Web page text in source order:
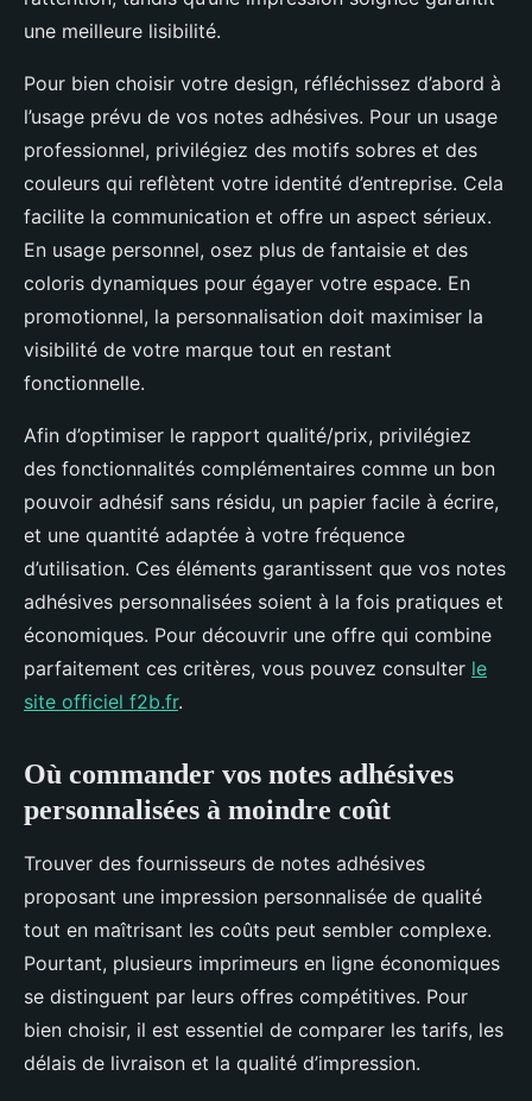
une meilleure lisibilité.
Pour bien choisir votre design, réfléchissez d’abord à
l’usage prévu de vos notes adhésives. Pour un usage
professionnel, privilégiez des motifs sobres et des
couleurs qui reflètent votre identité d’entreprise. Cela
facilite la communication et offre un aspect sérieux.
En usage personnel, osez plus de fantaisie et des
coloris dynamiques pour égayer votre espace. En
promotionnel, la personnalisation doit maximiser la
visibilité de votre marque tout en restant
fonctionnelle.
Afin d’optimiser le rapport qualité/prix, privilégiez
des fonctionnalités complémentaires comme un bon
pouvoir adhésif sans résidu, un papier facile à écrire,
et une quantité adaptée à votre fréquence
d’utilisation. Ces éléments garantissent que vos notes
adhésives personnalisées soient à la fois pratiques et
économiques. Pour découvrir une offre qui combine
parfaitement ces critères, vous pouvez consulter le
site officiel f2b.fr.
Où commander vos notes adhésives
personnalisées à moindre coût
Trouver des fournisseurs de notes adhésives
proposant une impression personnalisée de qualité
tout en maîtrisant les coûts peut sembler complexe.
Pourtant, plusieurs imprimeurs en ligne économiques
se distinguent par leurs offres compétitives. Pour
bien choisir, il est essentiel de comparer les tarifs, les
délais de livraison et la qualité d’impression.